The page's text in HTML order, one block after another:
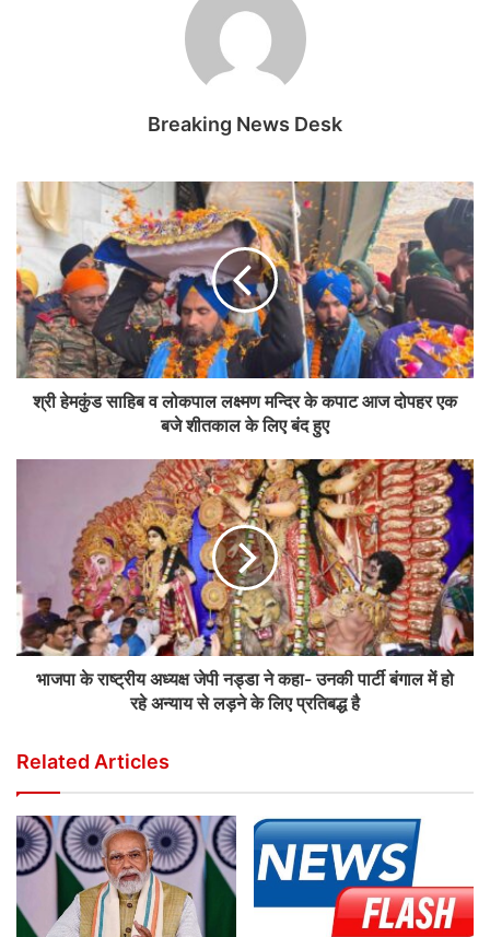
Breaking News Desk
श्री हेमकुंड साहिब व लोकपाल लक्ष्मण मन्दिर के कपाट आज दोपहर एक
बजे शीतकाल के लिए बंद हुए
भाजपा के राष्ट्रीय अध्यक्ष जेपी नड्डा ने कहा- उनकी पार्टी बंगाल में हो
रहे अन्याय से लड़ने के लिए प्रतिबद्ध है
Related Articles